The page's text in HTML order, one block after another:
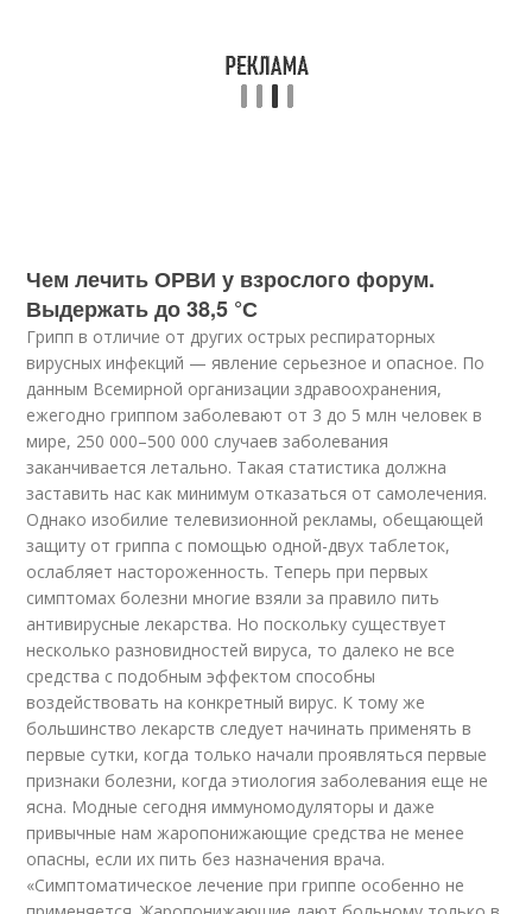
Чем лечить ОРВИ у взрослого форум.
Выдержать до 38,5 °С
Грипп в отличие от других острых респираторных
вирусных инфекций — явление серьезное и опасное. По
данным Всемирной организации здравоохранения,
ежегодно гриппом заболевают от 3 до 5 млн человек в
мире, 250 000–500 000 случаев заболевания
заканчивается летально. Такая статистика должна
заставить нас как минимум отказаться от самолечения.
Однако изобилие телевизионной рекламы, обещающей
защиту от гриппа с помощью одной-двух таблеток,
ослабляет настороженность. Теперь при первых
симптомах болезни многие взяли за правило пить
антивирусные лекарства. Но поскольку существует
несколько разновидностей вируса, то далеко не все
средства с подобным эффектом способны
воздействовать на конкретный вирус. К тому же
большинство лекарств следует начинать применять в
первые сутки, когда только начали проявляться первые
признаки болезни, когда этиология заболевания еще не
ясна. Модные сегодня иммуномодуляторы и даже
привычные нам жаропонижающие средства не менее
опасны, если их пить без назначения врача.
«Симптоматическое лечение при гриппе особенно не